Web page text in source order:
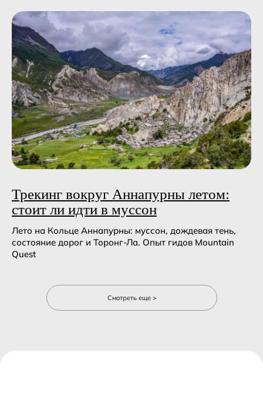
Трекинг вокруг Аннапурны летом:
стоит ли идти в муссон
Лето на Кольце Аннапурны: муссон, дождевая тень,
состояние дорог и Торонг-Ла. Опыт гидов Mountain
Quest
Смотреть еще >